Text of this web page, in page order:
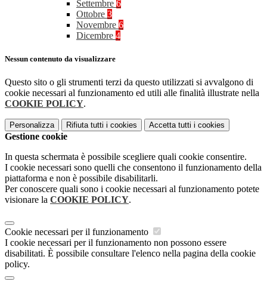
Settembre 6
Ottobre 3
Novembre 6
Dicembre 4
Nessun contenuto da visualizzare
Questo sito o gli strumenti terzi da questo utilizzati si avvalgono di
cookie necessari al funzionamento ed utili alle finalità illustrate nella
COOKIE POLICY.
Personalizza Rifiuta tutti i cookies Accetta tutti i cookies
Gestione cookie
In questa schermata è possibile scegliere quali cookie consentire.
I cookie necessari sono quelli che consentono il funzionamento della
piattaforma e non è possibile disabilitarli.
Per conoscere quali sono i cookie necessari al funzionamento potete
visionare la COOKIE POLICY.
Cookie necessari per il funzionamento
I cookie necessari per il funzionamento non possono essere
disabilitati. È possibile consultare l'elenco nella pagina della cookie
policy.